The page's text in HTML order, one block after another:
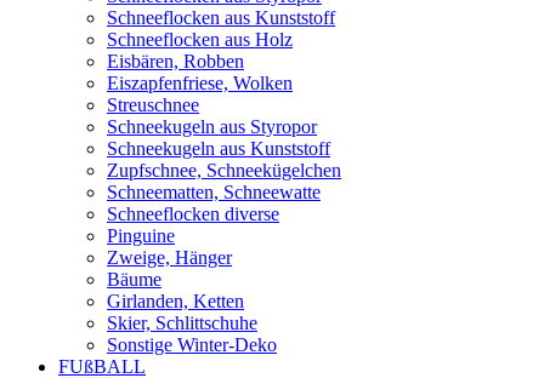
Schneeflocken aus Kunststoff
Schneeflocken aus Holz
Eisbären, Robben
Eiszapfenfriese, Wolken
Streuschnee
Schneekugeln aus Styropor
Schneekugeln aus Kunststoff
Zupfschnee, Schneekügelchen
Schneematten, Schneewatte
Schneeflocken diverse
Pinguine
Zweige, Hänger
Bäume
Girlanden, Ketten
Skier, Schlittschuhe
Sonstige Winter-Deko
FUßBALL